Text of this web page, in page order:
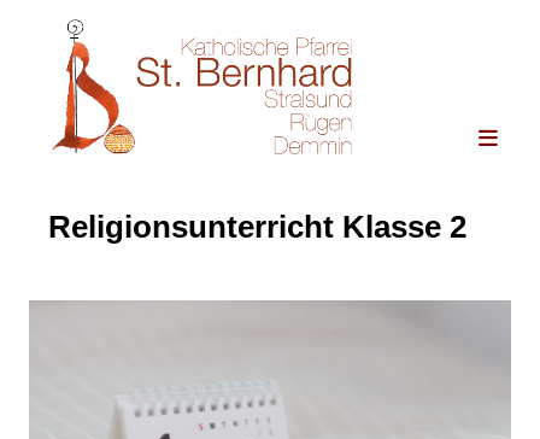
Religionsunterricht Klasse 2